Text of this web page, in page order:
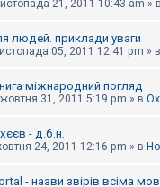
21, 2011 10:43 am » в
людей. приклади уваги
05, 2011 12:41 pm » в
міжнародний погляд
31, 2011 5:19 pm » в
- д.б.н.
24, 2011 12:16 pm » в
- назви звірів всіма